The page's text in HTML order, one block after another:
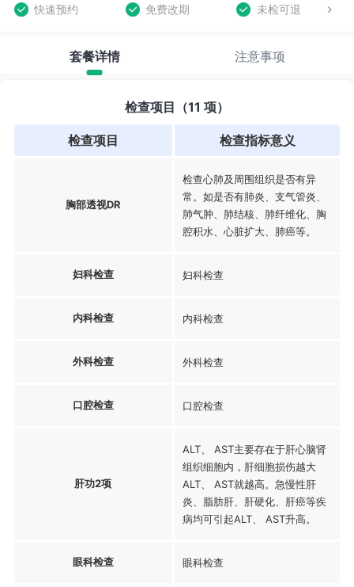
快速预约 免费改期 未检可退
套餐详情 注意事项
检查项目（11 项）
检查项目 检查指标意义
胸部透视DR
检查心肺及周围组织是否有异
常。如是否有肺炎、支气管炎、
肺气肿、肺结核、肺纤维化、胸
腔积水、心脏扩大、肺癌等。
妇科检查 妇科检查
内科检查 内科检查
外科检查 外科检查
口腔检查 口腔检查
肝功2项
ALT、 AST主要存在于肝心脑肾
组织细胞内，肝细胞损伤越大
ALT、 AST就越高。急慢性肝
炎、脂肪肝、肝硬化、肝癌等疾
病均可引起ALT、 AST升高。
眼科检查 眼科检查